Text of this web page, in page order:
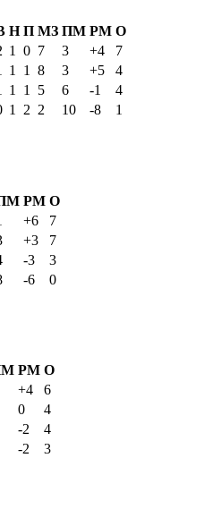
Н П МЗ ПМ РМ О
1 0 7 3 +4
7
1 1 8 3 +5
4
1 1 5 6 -1
4
1 2 2 10 -8
1
РМ О
+6
7
+3
7
-3
3
-6
0
РМ О
+4
6
0
4
-2
4
-2
3